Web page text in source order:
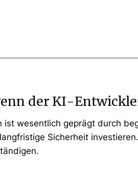
der KI-
ist wesentlich geprägt durch
Sicherheit